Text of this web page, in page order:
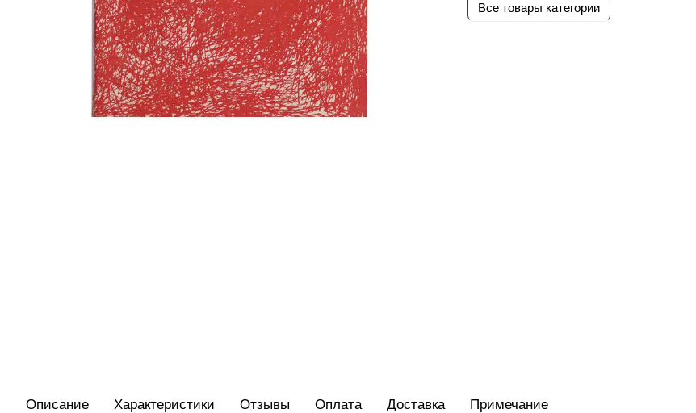
Все товары категории
Описание Характеристики Отзывы Оплата Доставка Примечание